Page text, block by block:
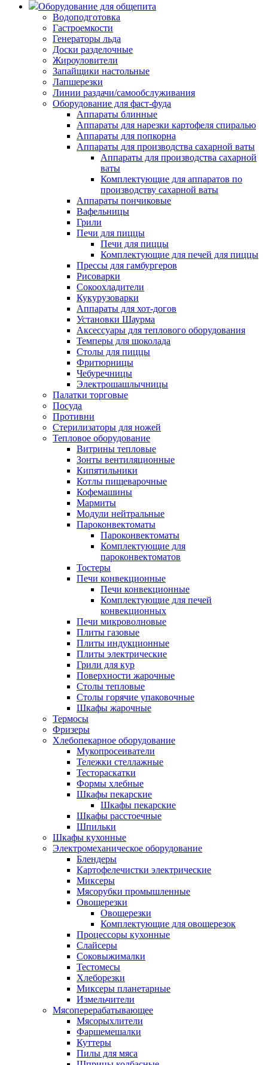
Оборудование для общепита
Водоподготовка
Гастроемкости
Генераторы льда
Доски разделочные
Жироуловители
Запайщики настольные
Лапшерезки
Линии раздачи/самообслуживания
Оборудование для фаст-фуда
Аппараты блинные
Аппараты для нарезки картофеля спиралью
Аппараты для попкорна
Аппараты для производства сахарной ваты
Аппараты для производства сахарной
ваты
Комплектующие для аппаратов по
производству сахарной ваты
Аппараты пончиковые
Вафельницы
Грили
Печи для пиццы
Печи для пиццы
Комплектующие для печей для пиццы
Прессы для гамбургеров
Рисоварки
Сокоохладители
Кукурузоварки
Аппараты для хот-догов
Установки Шаурма
Аксессуары для теплового оборудования
Темперы для шоколада
Столы для пиццы
Фритюрницы
Чебуречницы
Электрошашлычницы
Палатки торговые
Посуда
Противни
Стерилизаторы для ножей
Тепловое оборудование
Витрины тепловые
Зонты вентиляционные
Кипятильники
Котлы пищеварочные
Кофемашины
Мармиты
Модули нейтральные
Пароконвектоматы
Пароконвектоматы
Комплектующие для
пароконвектоматов
Тостеры
Печи конвекционные
Печи конвекционные
Комплектующие для печей
конвекционных
Печи микроволновые
Плиты газовые
Плиты индукционные
Плиты электрические
Грили для кур
Поверхности жарочные
Столы тепловые
Столы горячие упаковочные
Шкафы жарочные
Термосы
Фризеры
Хлебопекарное оборудование
Мукопросеиватели
Тележки стеллажные
Тестораскатки
Формы хлебные
Шкафы пекарские
Шкафы пекарские
Шкафы расстоечные
Шпильки
Шкафы кухонные
Электромеханическое оборудование
Блендеры
Картофелечистки электрические
Миксеры
Мясорубки промышленные
Овощерезки
Овощерезки
Комплектующие для овощерезок
Процессоры кухонные
Слайсеры
Соковыжималки
Тестомесы
Хлеборезки
Миксеры планетарные
Измельчители
Мясоперерабатывающее
Мясорыхлители
Фаршемешалки
Куттеры
Пилы для мяса